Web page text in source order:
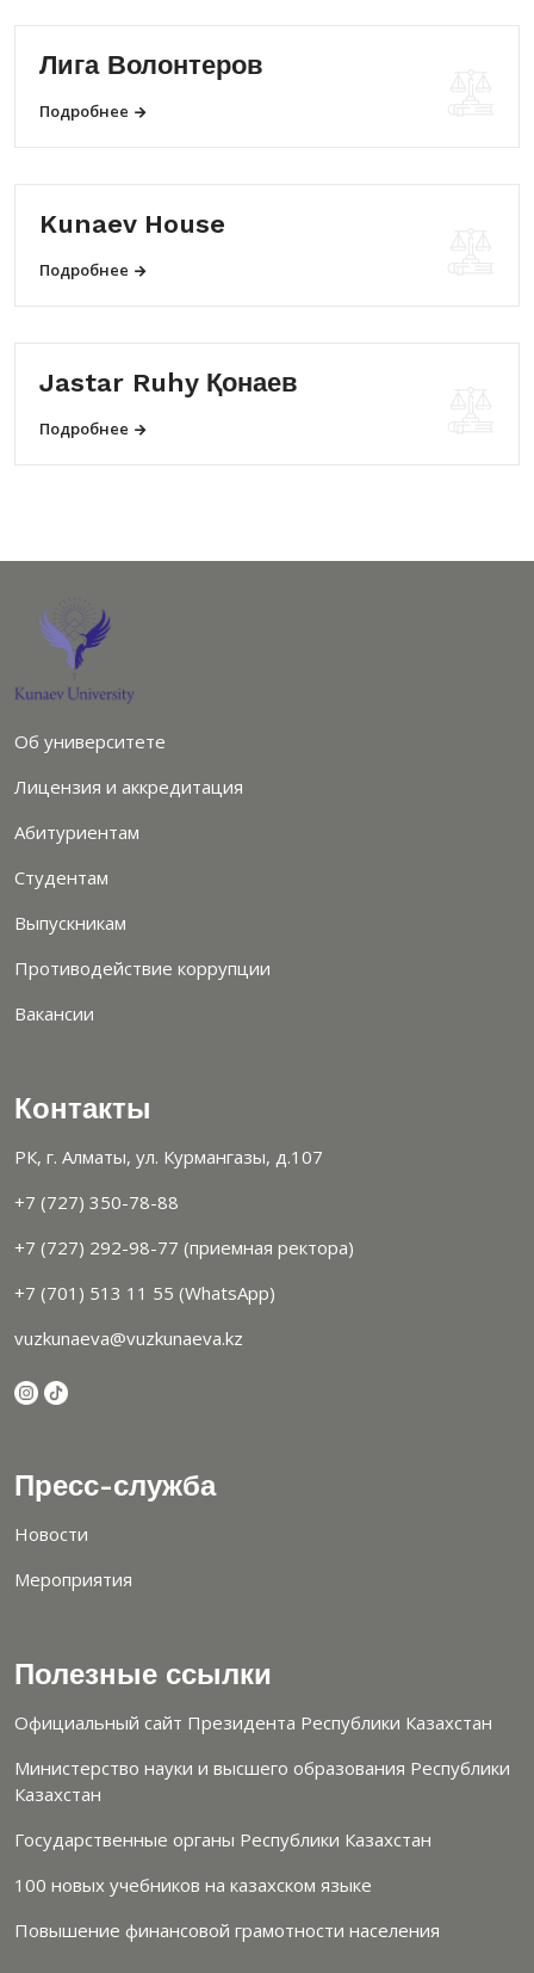
Лига Волонтеров
Подробнее
Kunaev House
Подробнее
Jastar Ruhy Қонаев
Подробнее
Об университете
Лицензия и аккредитация
Абитуриентам
Студентам
Выпускникам
Противодействие коррупции
Вакансии
Контакты
РК, г. Алматы, ул. Курмангазы, д.107
+7 (727) 350-78-88
+7 (727) 292-98-77 (приемная ректора)
+7 (701) 513 11 55 (WhatsApp)
vuzkunaeva@vuzkunaeva.kz
Пресс-служба
Новости
Мероприятия
Полезные ссылки
Официальный сайт Президента Республики Казахстан
Министерство науки и высшего образования Республики
Казахстан
Государственные органы Республики Казахстан
100 новых учебников на казахском языке
Повышение финансовой грамотности населения